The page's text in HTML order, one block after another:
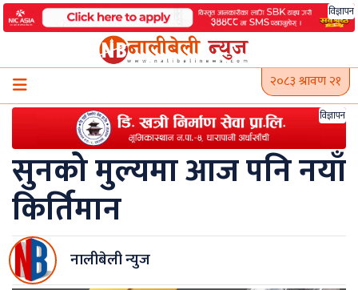
Skip
to
विज्ञापन
२०८३ श्रावण २१
विज्ञापन
सुनको मुल्यमा आज पनि नयाँ
किर्तिमान
नालीबेली न्युज